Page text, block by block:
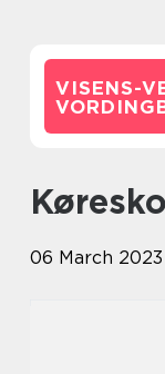
VISENS-
06 March 2023